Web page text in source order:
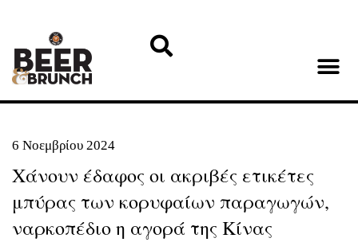
6 Νοεμβρίου 2024
Χάνουν έδαφος οι ακριβές ετικέτες
μπύρας των κορυφαίων παραγωγών,
ναρκοπέδιο η αγορά της Κίνας